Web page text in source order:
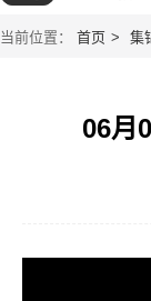
当前位置： 首页 集
06月